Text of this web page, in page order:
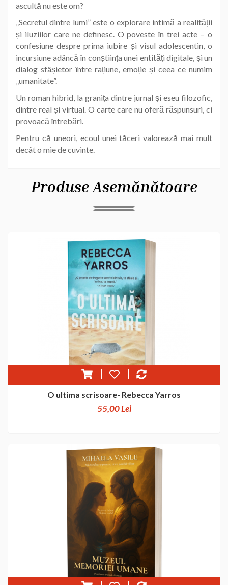
ascultă nu este om?
„Secretul dintre lumi” este o explorare intimă a realității
și iluziilor care ne definesc. O poveste în trei acte – o
confesiune despre prima iubire și visul adolescentin, o
incursiune adâncă în conștiința unei entități digitale, și un
dialog sfâșietor între rațiune, emoție și ceea ce numim
„umanitate”.
Un roman hibrid, la granița dintre jurnal și eseu filozofic,
dintre real și virtual. O carte care nu oferă răspunsuri, ci
provoacă întrebări.
Pentru că uneori, ecoul unei tăceri valorează mai mult
decât o mie de cuvinte.
Produse Asemănătoare
O ultima scrisoare- Rebecca Yarros
55,00 Lei